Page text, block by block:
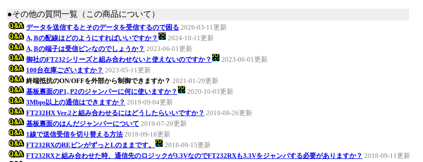
●その他の質問一覧（この商品について）
データを送信するとそのデータを受信するので困る 2026-03-11更新
A, Bの配線はどのようにすればいいですか？
2024-10-11更新
A, Bの端子は受信ピンなのでしょうか？ 2023-06-01更新
御社のFT232シリーズと組み合わせないと使えないのですか？
2023-06-01更新
100台在庫ございますか？ 2023-05-11更新
終端抵抗のON/OFFを外部から制御できますか？ 2021-01-29更新
基板裏面のP1, P2のジャンパーに何に使いますか？
2020-10-03更新
3Mbps以上の通信はできますか？ 2019-09-04更新
FT232HX Ver.2と組み合わせるにはどうしたらいいですか？ 2019-08-26更新
基板裏面のはんだジャンパーについて 2019-07-20更新
1線で送信受信を切り替える方法 2018-09-18更新
FT232RXのREピンがずっとLのままです。
2018-09-15更新
FT232RXと組み合わせた時、通信先のロジックが3.3VなのでFT232RXも3.3Vをジャンパする必要がありますか？ 2018-09-11更新